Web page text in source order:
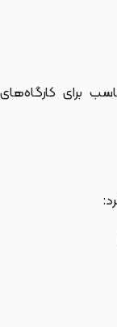
برای کارگاه‌های